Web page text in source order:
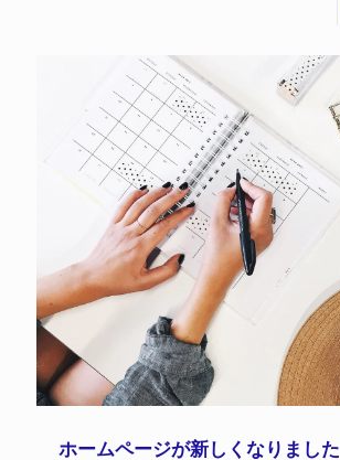
ホームページが新しくなりました